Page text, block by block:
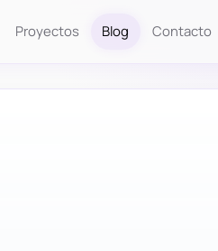
Proyectos Blog Contacto